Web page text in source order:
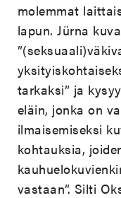
molemmat
lapun. Jürna
tarkaksi” ja
eläin, jonka on
ilmaisemiseksi
kohtauksia,
vastaan”. Silti